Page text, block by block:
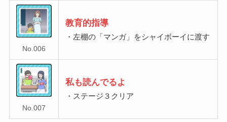
No.006
教育的指導
・左棚の「マンガ」をシャイボーイに渡す
No.007
私も読んでるよ
・ステージ３クリア